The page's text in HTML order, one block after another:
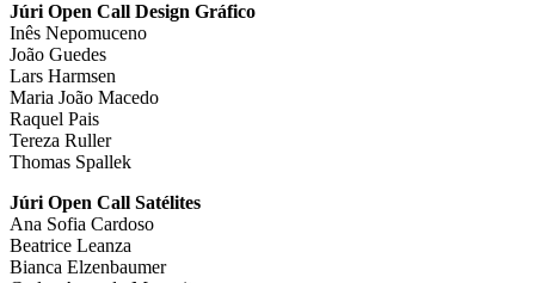
Júri Open Call Design Gráfico
Inês Nepomuceno
João Guedes
Lars Harmsen
Maria João Macedo
Raquel Pais
Tereza Ruller
Thomas Spallek
Júri Open Call Satélites
Ana Sofia Cardoso
Beatrice Leanza
Bianca Elzenbaumer